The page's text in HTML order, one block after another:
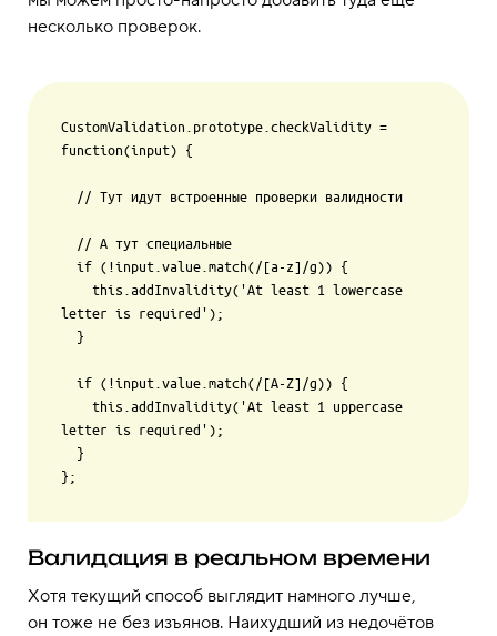
несколько проверок.
CustomValidation.prototype.checkValidity =
function(input) {
letter is required');
letter is required');
Валидация в реальном времени
Хотя текущий способ выглядит намного лучше,
он тоже не без изъянов. Наихудший из недочётов